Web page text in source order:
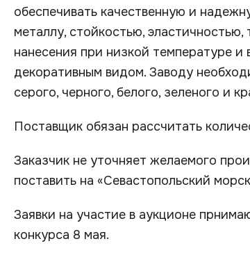
обеспечивать качественную и
металлу, стойкостью,
нанесения при низкой температуре
декоративным видом. Заводу
серого, черного, белого, зеленого и
Поставщик обязан рассчитать
Заказчик не уточняет желаемого
поставить на «Севастопольский
Заявки на участие в аукционе
конкурса 8 мая.